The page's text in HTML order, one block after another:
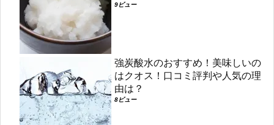
9ビュー
強炭酸水のおすすめ！美味しいの
はクオス！口コミ評判や人気の理
由は？
8ビュー